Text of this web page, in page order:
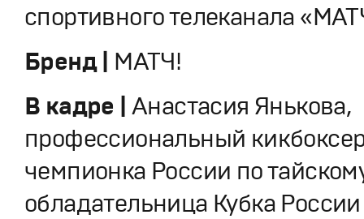
спортивного телеканала
Бренд | МАТЧ!
В кадре | Анастасия Янькова,
профессиональный
чемпионка России по
обладательница Кубка